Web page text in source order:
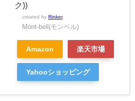
ク))
created by Rinker
Mont-bell(モンベル)
Amazon 楽天市場
Yahooショッピング